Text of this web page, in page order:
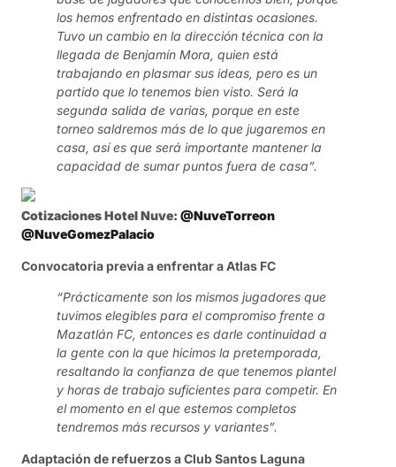
los hemos enfrentado en distintas ocasiones.
Tuvo un cambio en la dirección técnica con la
llegada de Benjamín Mora, quien está
trabajando en plasmar sus ideas, pero es un
partido que lo tenemos bien visto. Será la
segunda salida de varias, porque en este
torneo saldremos más de lo que jugaremos en
casa, así es que será importante mantener la
capacidad de sumar puntos fuera de casa”.
Cotizaciones Hotel Nuve: @NuveTorreon
@NuveGomezPalacio
Convocatoria previa a enfrentar a Atlas FC
“Prácticamente son los mismos jugadores que
tuvimos elegibles para el compromiso frente a
Mazatlán FC, entonces es darle continuidad a
la gente con la que hicimos la pretemporada,
resaltando la confianza de que tenemos plantel
y horas de trabajo suficientes para competir. En
el momento en el que estemos completos
tendremos más recursos y variantes”.
Adaptación de refuerzos a Club Santos Laguna